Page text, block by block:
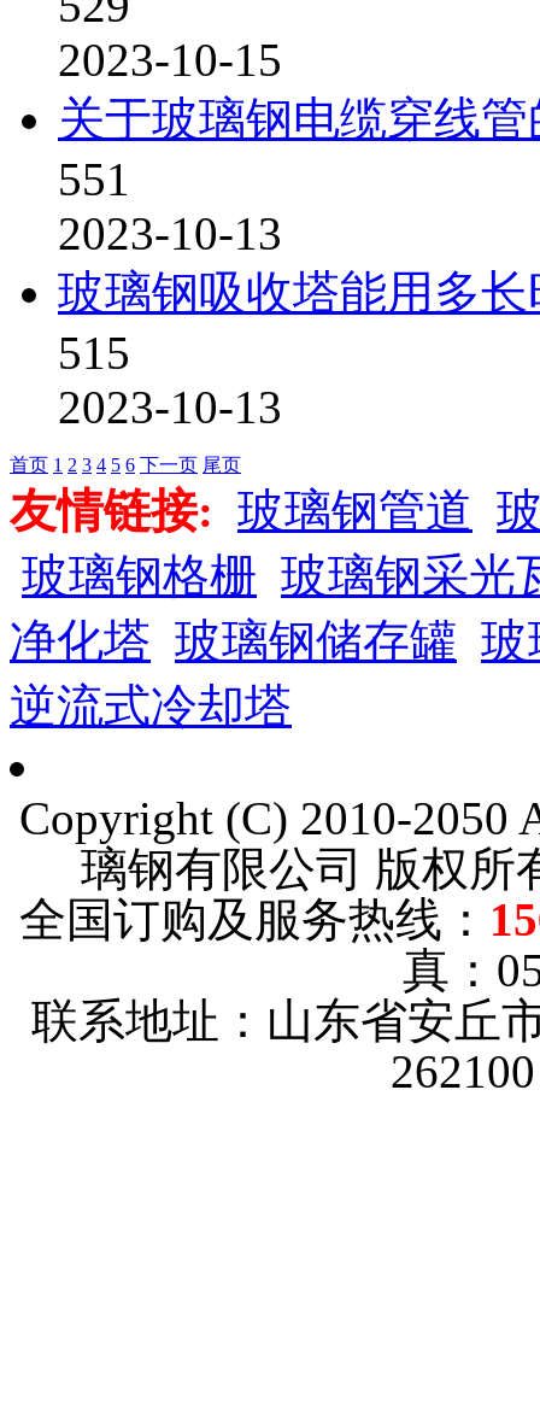
2023-10-15
关于玻璃钢电缆穿线
551
2023-10-13
玻璃钢吸收塔能用多长
515
2023-10-13
首页 1 2 3 4 5 6 下一页 尾页
友情链接: 玻璃钢管道
玻璃钢格栅 玻璃钢采光
净化塔 玻璃钢储存罐 玻
逆流式冷却塔
Copyright (C) 2010-2050
璃钢有限公司 版权
全国订购及服务热线：
真：
联系地址：山东省安丘